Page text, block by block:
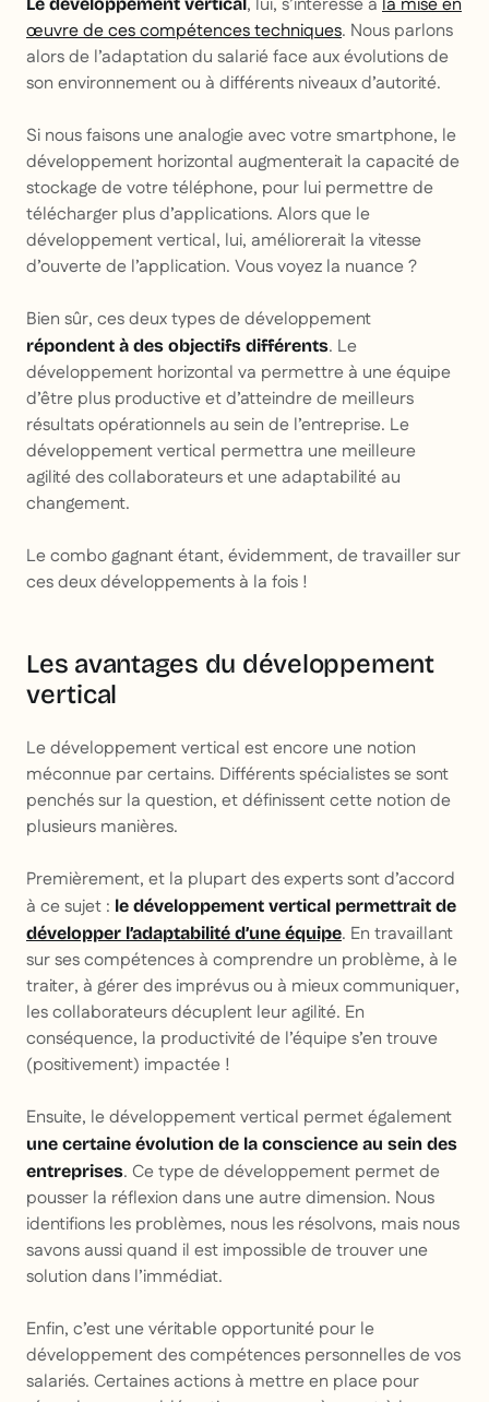
, lui, s’intéresse à la mise en
œuvre de ces compétences techniques. Nous parlons
alors de l’adaptation du salarié face aux évolutions de
son environnement ou à différents niveaux d’autorité.
Si nous faisons une analogie avec votre smartphone, le
développement horizontal augmenterait la capacité de
stockage de votre téléphone, pour lui permettre de
télécharger plus d’applications. Alors que le
développement vertical, lui, améliorerait la vitesse
d’ouverte de l’application. Vous voyez la nuance ?
Bien sûr, ces deux types de développement
répondent à des objectifs différents. Le
développement horizontal va permettre à une équipe
d’être plus productive et d’atteindre de meilleurs
résultats opérationnels au sein de l’entreprise. Le
développement vertical permettra une meilleure
agilité des collaborateurs et une adaptabilité au
changement.
Le combo gagnant étant, évidemment, de travailler sur
ces deux développements à la fois !
Les avantages du développement
vertical
Le développement vertical est encore une notion
méconnue par certains. Différents spécialistes se sont
penchés sur la question, et définissent cette notion de
plusieurs manières.
Premièrement, et la plupart des experts sont d’accord
à ce sujet : le développement vertical permettrait de
développer l’adaptabilité d’une équipe. En travaillant
sur ses compétences à comprendre un problème, à le
traiter, à gérer des imprévus ou à mieux communiquer,
les collaborateurs décuplent leur agilité. En
conséquence, la productivité de l’équipe s’en trouve
(positivement) impactée !
Ensuite, le développement vertical permet également
une certaine évolution de la conscience au sein des
entreprises. Ce type de développement permet de
pousser la réflexion dans une autre dimension. Nous
identifions les problèmes, nous les résolvons, mais nous
savons aussi quand il est impossible de trouver une
solution dans l’immédiat.
Enfin, c’est une véritable opportunité pour le
développement des compétences personnelles de vos
salariés. Certaines actions à mettre en place pour